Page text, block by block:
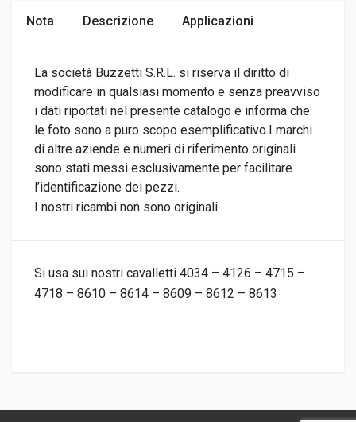
Nota Descrizione Applicazioni
La società Buzzetti S.R.L. si riserva il diritto di
modificare in qualsiasi momento e senza preavviso
i dati riportati nel presente catalogo e informa che
le foto sono a puro scopo esemplificativo.I marchi
di altre aziende e numeri di riferimento originali
sono stati messi esclusivamente per facilitare
l’identificazione dei pezzi.
I nostri ricambi non sono originali.
Si usa sui nostri cavalletti 4034 – 4126 – 4715 –
4718 – 8610 – 8614 – 8609 – 8612 – 8613